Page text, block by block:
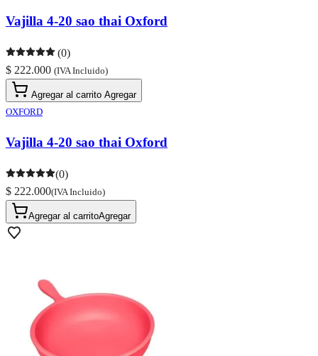
Vajilla 4-20 sao thai Oxford
(0)
$ 222.000 (IVA Incluido)
Agregar al carrito Agregar
OXFORD
Vajilla 4-20 sao thai Oxford
(0)
$ 222.000(IVA Incluido)
Agregar al carritoAgregar